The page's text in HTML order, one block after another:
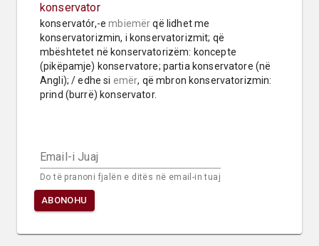
konservator
konservatór,-e mbiemër që lidhet me
konservatorizmin, i konservatorizmit; që
mbështetet në konservatorizëm: koncepte
(pikëpamje) konservatore; partia konservatore (në
Angli); / edhe si emër, që mbron konservatorizmin:
prind (burrë) konservator.
Email-i Juaj
Do të pranoni fjalën e ditës në email-in tuaj
ABONOHU